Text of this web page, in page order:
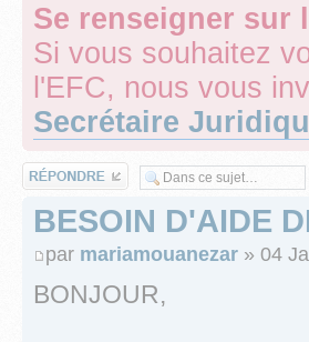
Se renseigner sur
Si vous souhaitez
l'EFC, nous vous
Secrétaire
Répondre
BESOIN D'AIDE
par mariamouanezar » 04
BONJOUR,